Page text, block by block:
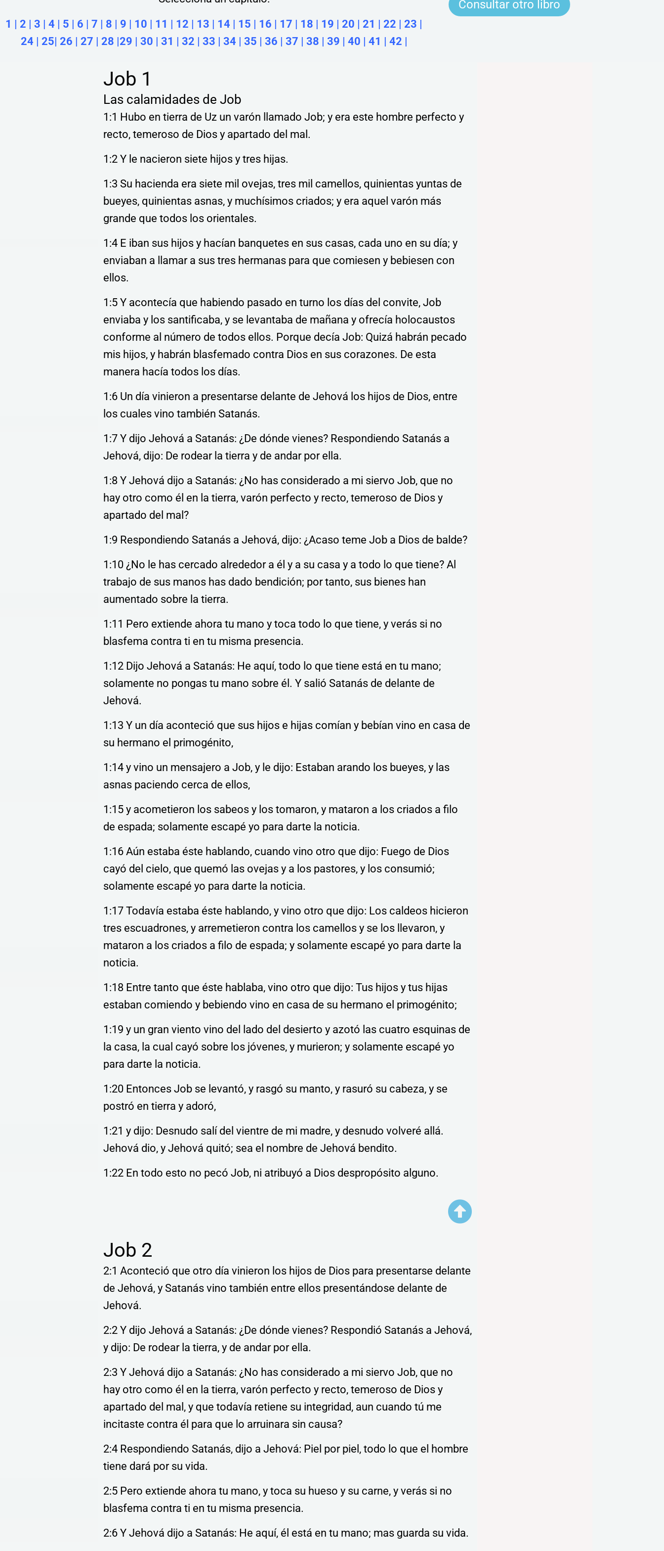
1 | 2 | 3 | 4 | 5 | 6 | 7 | 8 | 9 | 10 | 11 | 12 | 13 | 14 | 15 | 16 | 17 | 18 | 19 | 20 | 21 | 22 | 23 |
24 | 25| 26 | 27 | 28 |29 | 30 | 31 | 32 | 33 | 34 | 35 | 36 | 37 | 38 | 39 | 40 | 41 | 42 |
Consultar otro libro
Job 1
Las calamidades de Job
1:1 Hubo en tierra de Uz un varón llamado Job; y era este hombre perfecto y
recto, temeroso de Dios y apartado del mal.
1:2 Y le nacieron siete hijos y tres hijas.
1:3 Su hacienda era siete mil ovejas, tres mil camellos, quinientas yuntas de
bueyes, quinientas asnas, y muchísimos criados; y era aquel varón más
grande que todos los orientales.
1:4 E iban sus hijos y hacían banquetes en sus casas, cada uno en su día; y
enviaban a llamar a sus tres hermanas para que comiesen y bebiesen con
ellos.
1:5 Y acontecía que habiendo pasado en turno los días del convite, Job
enviaba y los santificaba, y se levantaba de mañana y ofrecía holocaustos
conforme al número de todos ellos. Porque decía Job: Quizá habrán pecado
mis hijos, y habrán blasfemado contra Dios en sus corazones. De esta
manera hacía todos los días.
1:6 Un día vinieron a presentarse delante de Jehová los hijos de Dios, entre
los cuales vino también Satanás.
1:7 Y dijo Jehová a Satanás: ¿De dónde vienes? Respondiendo Satanás a
Jehová, dijo: De rodear la tierra y de andar por ella.
1:8 Y Jehová dijo a Satanás: ¿No has considerado a mi siervo Job, que no
hay otro como él en la tierra, varón perfecto y recto, temeroso de Dios y
apartado del mal?
1:9 Respondiendo Satanás a Jehová, dijo: ¿Acaso teme Job a Dios de balde?
1:10 ¿No le has cercado alrededor a él y a su casa y a todo lo que tiene? Al
trabajo de sus manos has dado bendición; por tanto, sus bienes han
aumentado sobre la tierra.
1:11 Pero extiende ahora tu mano y toca todo lo que tiene, y verás si no
blasfema contra ti en tu misma presencia.
1:12 Dijo Jehová a Satanás: He aquí, todo lo que tiene está en tu mano;
solamente no pongas tu mano sobre él. Y salió Satanás de delante de
Jehová.
1:13 Y un día aconteció que sus hijos e hijas comían y bebían vino en casa de
su hermano el primogénito,
1:14 y vino un mensajero a Job, y le dijo: Estaban arando los bueyes, y las
asnas paciendo cerca de ellos,
1:15 y acometieron los sabeos y los tomaron, y mataron a los criados a filo
de espada; solamente escapé yo para darte la noticia.
1:16 Aún estaba éste hablando, cuando vino otro que dijo: Fuego de Dios
cayó del cielo, que quemó las ovejas y a los pastores, y los consumió;
solamente escapé yo para darte la noticia.
1:17 Todavía estaba éste hablando, y vino otro que dijo: Los caldeos hicieron
tres escuadrones, y arremetieron contra los camellos y se los llevaron, y
mataron a los criados a filo de espada; y solamente escapé yo para darte la
noticia.
1:18 Entre tanto que éste hablaba, vino otro que dijo: Tus hijos y tus hijas
estaban comiendo y bebiendo vino en casa de su hermano el primogénito;
1:19 y un gran viento vino del lado del desierto y azotó las cuatro esquinas de
la casa, la cual cayó sobre los jóvenes, y murieron; y solamente escapé yo
para darte la noticia.
1:20 Entonces Job se levantó, y rasgó su manto, y rasuró su cabeza, y se
postró en tierra y adoró,
1:21 y dijo: Desnudo salí del vientre de mi madre, y desnudo volveré allá.
Jehová dio, y Jehová quitó; sea el nombre de Jehová bendito.
1:22 En todo esto no pecó Job, ni atribuyó a Dios despropósito alguno.
Job 2
2:1 Aconteció que otro día vinieron los hijos de Dios para presentarse delante
de Jehová, y Satanás vino también entre ellos presentándose delante de
Jehová.
2:2 Y dijo Jehová a Satanás: ¿De dónde vienes? Respondió Satanás a Jehová,
y dijo: De rodear la tierra, y de andar por ella.
2:3 Y Jehová dijo a Satanás: ¿No has considerado a mi siervo Job, que no
hay otro como él en la tierra, varón perfecto y recto, temeroso de Dios y
apartado del mal, y que todavía retiene su integridad, aun cuando tú me
incitaste contra él para que lo arruinara sin causa?
2:4 Respondiendo Satanás, dijo a Jehová: Piel por piel, todo lo que el hombre
tiene dará por su vida.
2:5 Pero extiende ahora tu mano, y toca su hueso y su carne, y verás si no
blasfema contra ti en tu misma presencia.
2:6 Y Jehová dijo a Satanás: He aquí, él está en tu mano; mas guarda su vida.